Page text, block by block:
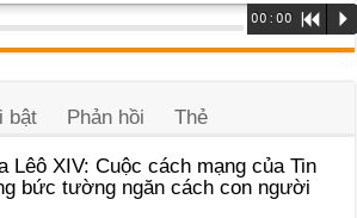
00:00 R P
bật Phản hồi Thẻ
Lêô XIV: Cuộc cách mạng của Tin
bức tường ngăn cách con người